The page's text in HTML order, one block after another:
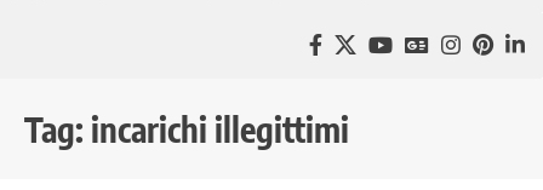
Tag: incarichi illegittimi